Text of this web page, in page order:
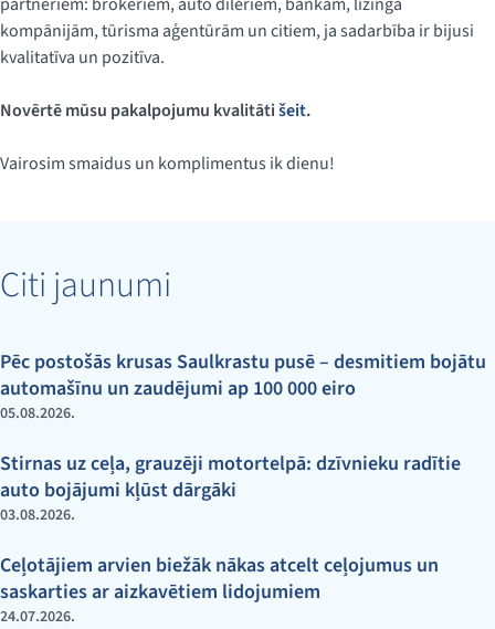
kompānijām, tūrisma aģentūrām un citiem, ja sadarbība ir bijusi
kvalitatīva un pozitīva.
Novērtē mūsu pakalpojumu kvalitātišeit.
Vairosim smaidus un komplimentus ik dienu!
Citi jaunumi
Pēc postošās krusas Saulkrastu pusē – desmitiem bojātu
automašīnu un zaudējumi ap 100 000 eiro
05.08.2026.
Stirnas uz ceļa, grauzēji motortelpā: dzīvnieku radītie
auto bojājumi kļūst dārgāki
03.08.2026.
Ceļotājiem arvien biežāk nākas atcelt ceļojumus un
saskarties ar aizkavētiem lidojumiem
24.07.2026.